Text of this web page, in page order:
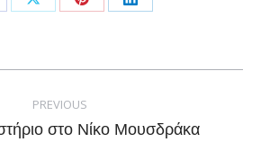
Share
X
Share
Pinterest
Share
LinkedIn
PREVIOUS
Previous
στο Νίκο Μουσδράκα